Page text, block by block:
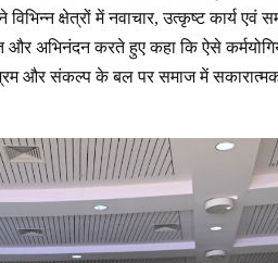
क्षेत्रों में नवाचार, उत्कृष्ट कार्य एवं
और अभिनंदन करते हुए कहा कि ऐसे
और संकल्प के बल पर समाज में सकारात्मक